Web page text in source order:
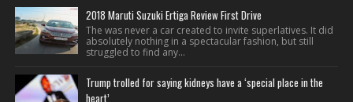
2018 Maruti Suzuki Ertiga Review First Drive
The was never a car created to invite superlatives. It did
absolutely nothing in a spectacular fashion, but still
struggled to find any...
Trump trolled for saying kidneys have a ‘special place in the
heart’